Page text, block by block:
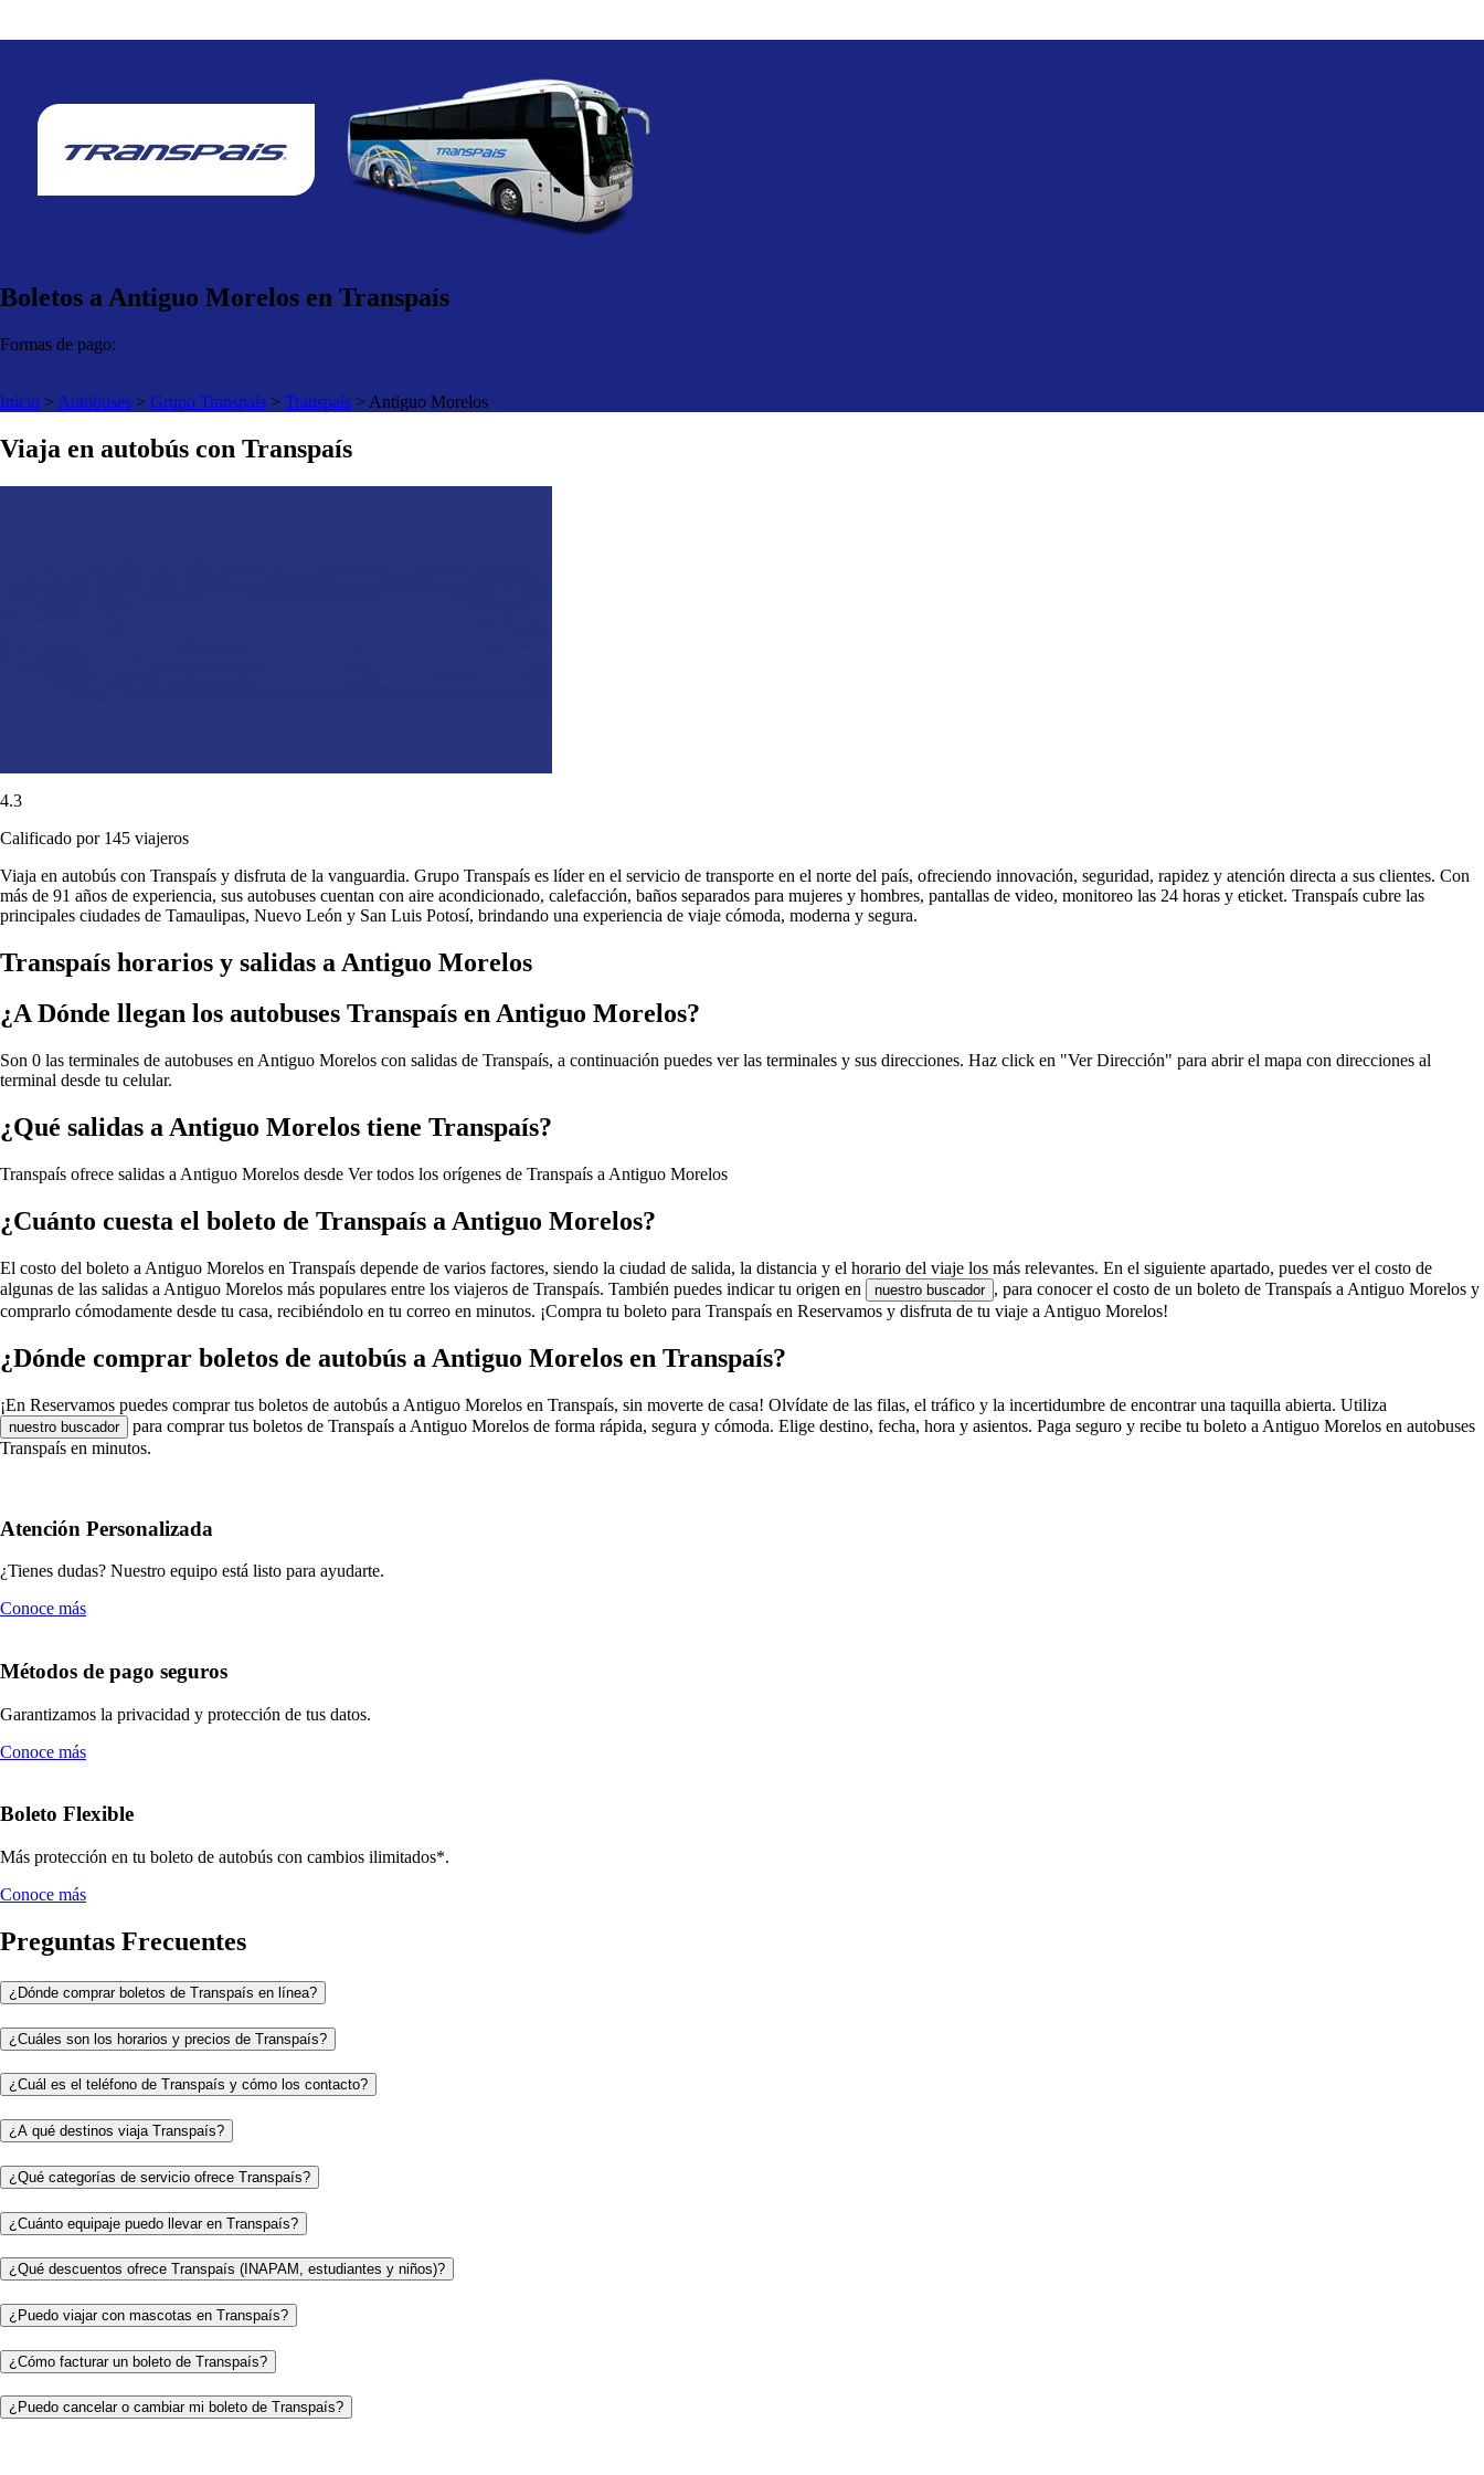
Boletos a Antiguo Morelos en Transpaís
Formas de pago:
Inicio > Autobuses > Grupo Transpaís > Transpaís > Antiguo Morelos
Viaja en autobús con Transpaís
4.3
Calificado por 145 viajeros
Viaja en autobús con Transpaís y disfruta de la vanguardia. Grupo Transpaís es líder en el servicio de transporte en el norte del país, ofreciendo innovación, seguridad, rapidez y atención directa a sus clientes. Con
más de 91 años de experiencia, sus autobuses cuentan con aire acondicionado, calefacción, baños separados para mujeres y hombres, pantallas de video, monitoreo las 24 horas y eticket. Transpaís cubre las
principales ciudades de Tamaulipas, Nuevo León y San Luis Potosí, brindando una experiencia de viaje cómoda, moderna y segura.
Transpaís horarios y salidas a Antiguo Morelos
¿A Dónde llegan los autobuses Transpaís en Antiguo Morelos?
Son 0 las terminales de autobuses en Antiguo Morelos con salidas de Transpaís, a continuación puedes ver las terminales y sus direcciones. Haz click en "Ver Dirección" para abrir el mapa con direcciones al
terminal desde tu celular.
¿Qué salidas a Antiguo Morelos tiene Transpaís?
Transpaís ofrece salidas a Antiguo Morelos desde Ver todos los orígenes de Transpaís a Antiguo Morelos
¿Cuánto cuesta el boleto de Transpaís a Antiguo Morelos?
El costo del boleto a Antiguo Morelos en Transpaís depende de varios factores, siendo la ciudad de salida, la distancia y el horario del viaje los más relevantes. En el siguiente apartado, puedes ver el costo de
algunas de las salidas a Antiguo Morelos más populares entre los viajeros de Transpaís. También puedes indicar tu origen en
nuestro buscador , para conocer el costo de un boleto de Transpaís a Antiguo Morelos y
comprarlo cómodamente desde tu casa, recibiéndolo en tu correo en minutos. ¡Compra tu boleto para Transpaís en Reservamos y disfruta de tu viaje a Antiguo Morelos!
¿Dónde comprar boletos de autobús a Antiguo Morelos en Transpaís?
¡En Reservamos puedes comprar tus boletos de autobús a Antiguo Morelos en Transpaís, sin moverte de casa! Olvídate de las filas, el tráfico y la incertidumbre de encontrar una taquilla abierta. Utiliza
nuestro buscador
para comprar tus boletos de Transpaís a Antiguo Morelos de forma rápida, segura y cómoda. Elige destino, fecha, hora y asientos. Paga seguro y recibe tu boleto a Antiguo Morelos en autobuses
Transpaís en minutos.
Atención Personalizada
¿Tienes dudas? Nuestro equipo está listo para ayudarte.
Conoce más
Métodos de pago seguros
Garantizamos la privacidad y protección de tus datos.
Conoce más
Boleto Flexible
Más protección en tu boleto de autobús con cambios ilimitados*.
Conoce más
Preguntas Frecuentes
¿Dónde comprar boletos de Transpaís en línea?
¿Cuáles son los horarios y precios de Transpaís?
¿Cuál es el teléfono de Transpaís y cómo los contacto?
¿A qué destinos viaja Transpaís?
¿Qué categorías de servicio ofrece Transpaís?
¿Cuánto equipaje puedo llevar en Transpaís?
¿Qué descuentos ofrece Transpaís (INAPAM, estudiantes y niños)?
¿Puedo viajar con mascotas en Transpaís?
¿Cómo facturar un boleto de Transpaís?
¿Puedo cancelar o cambiar mi boleto de Transpaís?